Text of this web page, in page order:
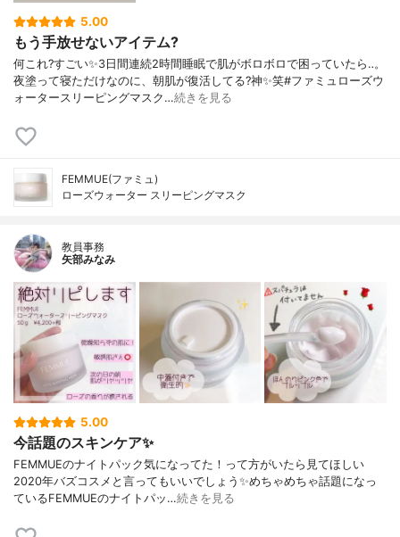
5.00
もう手放せないアイテム?
何これ?すごい✨3日間連続2時間睡眠で肌がボロボロで困っていたら‥。
夜塗って寝ただけなのに、朝肌が復活してる?神✨笑#ファミュローズウ
ォータースリーピングマスク…続きを見る
FEMMUE(ファミュ)
ローズウォーター スリーピングマスク
教員事務
矢部みなみ
5.00
今話題のスキンケア✨
FEMMUEのナイトパック気になってた！って方がいたら見てほしい
2020年バズコスメと言ってもいいでしょう✨めちゃめちゃ話題になっ
ているFEMMUEのナイトパッ…続きを見る